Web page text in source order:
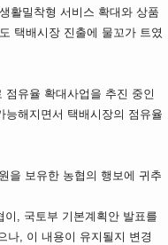
활밀착형 서비스 확대와 상품
택배시장 진출에 물꼬가 트였
유율 확대사업을 추진 중인
해지면서 택배시장의 점유율
을 보유한 농협의 행보에 귀추
, 국토부 기본계획안 발표를
나, 이 내용이 유지될지 변경